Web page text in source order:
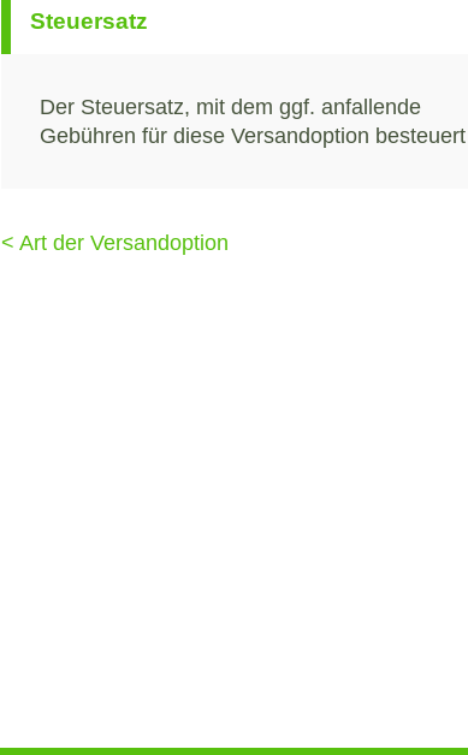
Steuersatz
Der Steuersatz, mit dem ggf. anfallende
Gebühren für diese Versandoption besteuert
werden, sofern die Ermittlung des Steuersatzes
< Art der Versandoption